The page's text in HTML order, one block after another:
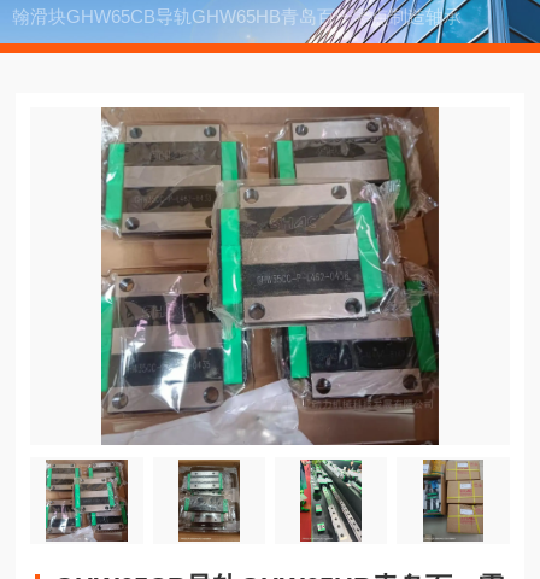
翰滑块GHW65CB导轨GHW65HB青岛百一零点制造轴承